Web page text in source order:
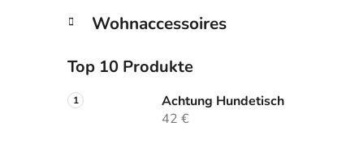
Wohnaccessoires
Top 10 Produkte
Achtung Hundetisch
42 €